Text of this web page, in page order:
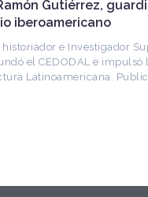
Gutiérrez,
iberoamericano
e Investigador
el CEDODAL e
Latinoamericana.